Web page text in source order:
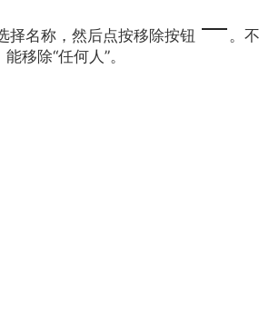
择名称，然后点按移除按钮
。不
能移除“任何人”。